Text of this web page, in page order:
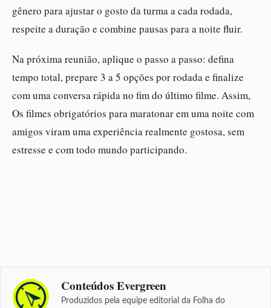
gênero para ajustar o gosto da turma a cada rodada,
respeite a duração e combine pausas para a noite fluir.
Na próxima reunião, aplique o passo a passo: defina
tempo total, prepare 3 a 5 opções por rodada e finalize
com uma conversa rápida no fim do último filme. Assim,
Os filmes obrigatórios para maratonar em uma noite com
amigos viram uma experiência realmente gostosa, sem
estresse e com todo mundo participando.
Conteúdos Evergreen
Produzidos pela equipe editorial da Folha do